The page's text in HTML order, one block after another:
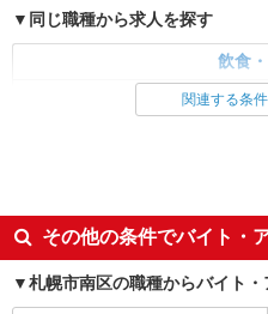
同じ職種から求人を探す
飲食
調理・調理補助・調理師関連する条
その他の条件でバイト・
札幌市南区の職種からバイト